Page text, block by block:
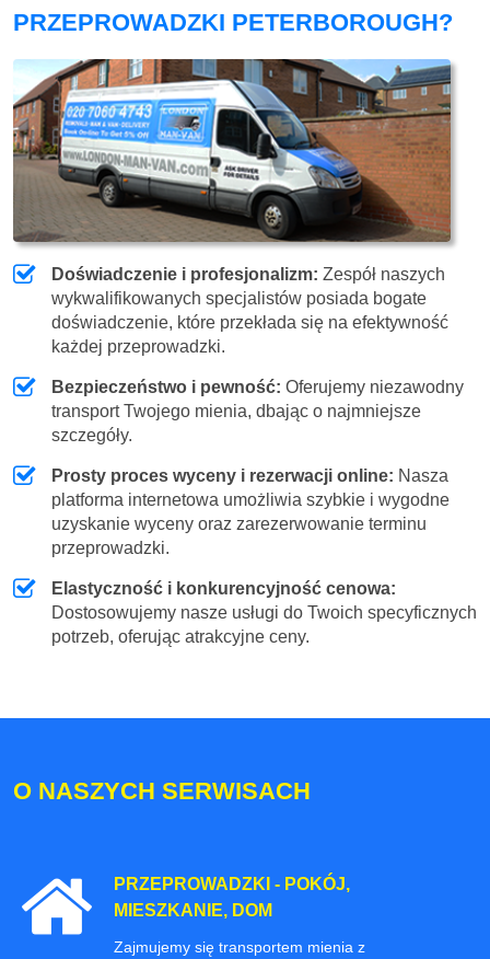
PRZEPROWADZKI PETERBOROUGH?
Doświadczenie i profesjonalizm: Zespół naszych
wykwalifikowanych specjalistów posiada bogate
doświadczenie, które przekłada się na efektywność
każdej przeprowadzki.
Bezpieczeństwo i pewność: Oferujemy niezawodny
transport Twojego mienia, dbając o najmniejsze
szczegóły.
Prosty proces wyceny i rezerwacji online: Nasza
platforma internetowa umożliwia szybkie i wygodne
uzyskanie wyceny oraz zarezerwowanie terminu
przeprowadzki.
Elastyczność i konkurencyjność cenowa:
Dostosowujemy nasze usługi do Twoich specyficznych
potrzeb, oferując atrakcyjne ceny.
O NASZYCH SERWISACH
PRZEPROWADZKI - POKÓJ,
MIESZKANIE, DOM
Zajmujemy się transportem mienia z